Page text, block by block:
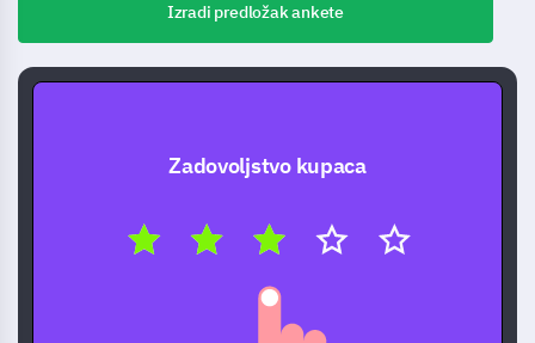
Izradi predložak ankete
Zadovoljstvo kupaca